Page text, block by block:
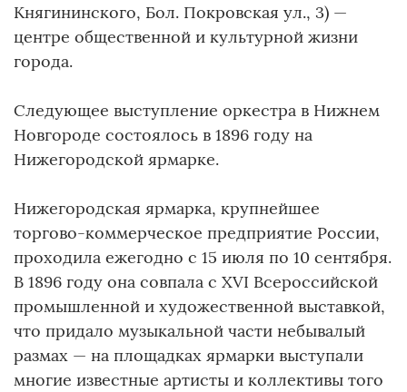
Княгининского, Бол. Покровская ул., 3) —
центре общественной и культурной жизни
города.
Следующее выступление оркестра в Нижнем
Новгороде состоялось в 1896 году на
Нижегородской ярмарке.
Нижегородская ярмарка, крупнейшее
торгово-коммерческое предприятие России,
проходила ежегодно с 15 июля по 10 сентября.
В 1896 году она совпала с XVI Всероссийской
промышленной и художественной выставкой,
что придало музыкальной части небывалый
размах — на площадках ярмарки выступали
многие известные артисты и коллективы того